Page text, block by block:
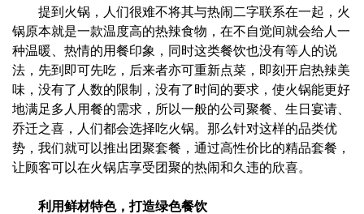
提到火锅，人们很难不将其与热闹二字联系在一起，火
锅原本就是一款温度高的热辣食物，在不自觉间就会给人一
种温暖、热情的用餐印象，同时这类餐饮也没有等人的说
法，先到即可先吃，后来者亦可重新点菜，即刻开启热辣美
味，没有了人数的限制，没有了时间的要求，使火锅能更好
地满足多人用餐的需求，所以一般的公司聚餐、生日宴请、
乔迁之喜，人们都会选择吃火锅。那么针对这样的品类优
势，我们就可以推出团聚套餐，通过高性价比的精品套餐，
让顾客可以在火锅店享受团聚的热闹和久违的欣喜。
利用鲜材特色，打造绿色餐饮